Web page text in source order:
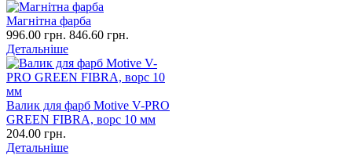
Магнітна фарба
996.00 грн. 846.60 грн.
Детальніше
Валик для фарб Motive V-PRO
GREEN FIBRA, ворс 10 мм
204.00 грн.
Детальніше